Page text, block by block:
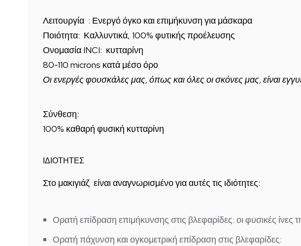
Λειτουργία : Ενεργό όγκο και επιμήκυνση για μάσκαρα
Ποιότητα: Καλλυντικά, 100% φυτικής προέλευσης
Ονομασία INCI: κυτταρίνη
80-110 microns κατά μέσο όρο
Οι ενεργές φουσκάλες μας, όπως και όλες οι σκόνες μας, είναι
Σύνθεση:
100% καθαρή φυσική κυτταρίνη
ΙΔΙΟΤΗΤΕΣ
Στο μακιγιάζ είναι αναγνωρισμένο για αυτές τις ιδιότητες:
Ορατή επίδραση επιμήκυνσης στις βλεφαρίδες: οι φυσικές
Ορατή πάχυνση και ογκομετρική επίδραση στις βλεφαρίδες: